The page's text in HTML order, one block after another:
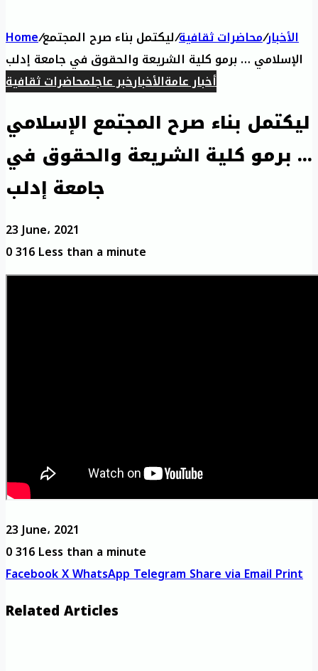
Home/ الأخبار/محاضرات ثقافية/ليكتمل بناء صرح المجتمع
الإسلامي … برمو كلية الشريعة والحقوق في جامعة إدلب
أخبار عامةالأخبارخبر عاجلمحاضرات ثقافية
ليكتمل بناء صرح المجتمع الإسلامي
… برمو كلية الشريعة والحقوق في
جامعة إدلب
23 June، 2021
0316Less than a minute
23 June، 2021
0316Less than a minute
FacebookXWhatsAppTelegramShare via EmailPrint
Related Articles